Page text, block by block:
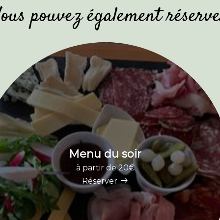
pouvez également
Menu du soir
à partir de 20€
Réserver